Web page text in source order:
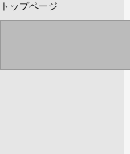
トップページ